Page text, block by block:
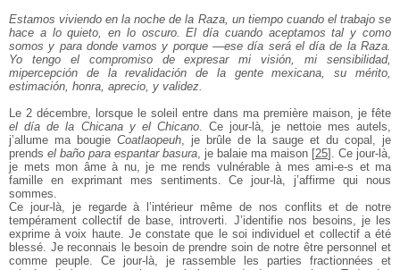
Estamos viviendo en la noche de la Raza, un tiempo cuando el trabajo se
hace a lo quieto, en lo oscuro. El día cuando aceptamos tal y como
somos y para donde vamos y porque —ese día será el día de la Raza.
Yo tengo el compromiso de expresar mi visión, mi sensibilidad,
mipercepción de la revalidación de la gente mexicana, su mérito,
estimación, honra, aprecio, y validez.
Le 2 décembre, lorsque le soleil entre dans ma première maison, je fête
el día de la Chicana y el Chicano . Ce jour-là, je nettoie mes autels,
j’allume ma bougieCoatlaopeuh , je brûle de la sauge et du copal, je
prends el baño para espantar basura , je balaie ma maison [25] . Ce jour-là,
je mets mon âme à nu, je me rends vulnérable à mes ami-e-s et ma
famille en exprimant mes sentiments. Ce jour-là, j’affirme qui nous
sommes.
Ce jour-là, je regarde à l’intérieur même de nos conflits et de notre
tempérament collectif de base, introverti. J’identifie nos besoins, je les
exprime à voix haute. Je constate que le soi individuel et collectif a été
blessé. Je reconnais le besoin de prendre soin de notre être personnel et
comme peuple. Ce jour-là, je rassemble les parties fractionnées et